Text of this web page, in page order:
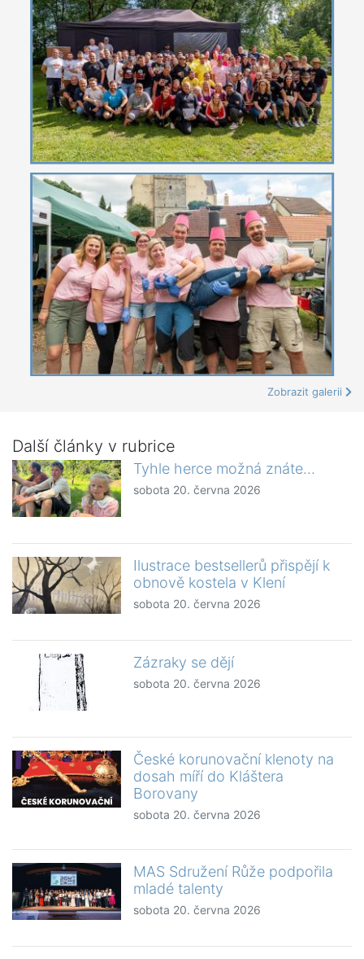
Zobrazit galerii
Další články v rubrice
Tyhle herce možná znáte...
sobota 20. června 2026
Ilustrace bestsellerů přispějí k
obnově kostela v Klení
sobota 20. června 2026
Zázraky se dějí
sobota 20. června 2026
České korunovační klenoty na
dosah míří do Kláštera
Borovany
sobota 20. června 2026
MAS Sdružení Růže podpořila
mladé talenty
sobota 20. června 2026